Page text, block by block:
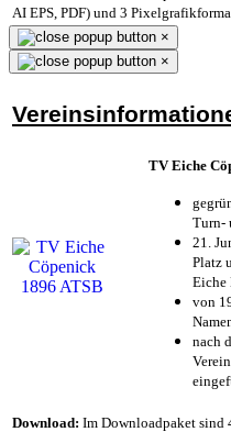
AI EPS, PDF) und 3
×
×
TV Eiche
Turn-
21.
Platz
Eiche
von
nach
Download: Im Downloadpaket sind